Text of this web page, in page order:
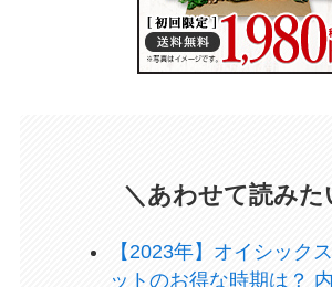
＼あわせて読みた
【2023年】オイシック
ットのお得な時期は？